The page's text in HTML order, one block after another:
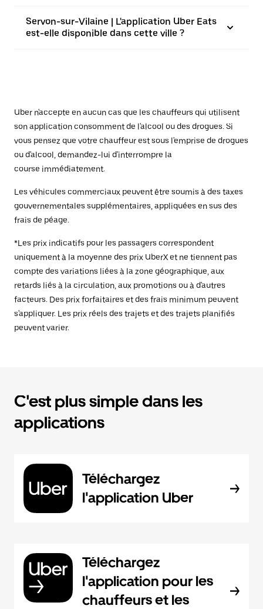
Servon-sur-Vilaine | L'application Uber Eats
est-elle disponible dans cette ville ?
Uber n'accepte en aucun cas que les chauffeurs qui utilisent
son application consomment de l'alcool ou des drogues. Si
vous pensez que votre chauffeur est sous l'emprise de drogues
ou d'alcool, demandez-lui d'interrompre la
course immédiatement.
Les véhicules commerciaux peuvent être soumis à des taxes
gouvernementales supplémentaires, appliquées en sus des
frais de péage.
*Les prix indicatifs pour les passagers correspondent
uniquement à la moyenne des prix UberX et ne tiennent pas
compte des variations liées à la zone géographique, aux
retards liés à la circulation, aux promotions ou à d'autres
facteurs. Des prix forfaitaires et des frais minimum peuvent
s'appliquer. Les prix réels des trajets et des trajets planifiés
peuvent varier.
C'est plus simple dans les
applications
Téléchargez
l'application Uber
Téléchargez
l'application pour les
chauffeurs et les